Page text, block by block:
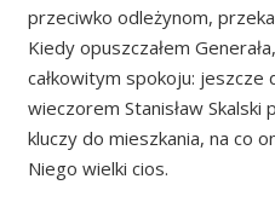
przeciwko odleżynom,
Kiedy opuszczałem
całkowitym spokoju:
wieczorem Stanisław Skalski
kluczy do mieszkania, na co
Niego wielki cios.